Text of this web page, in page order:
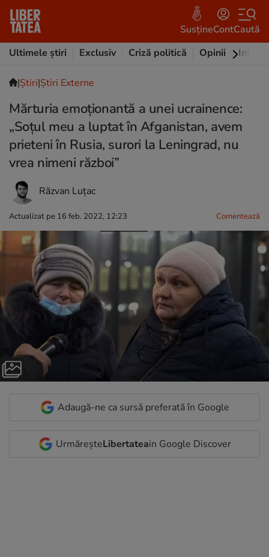
SusțineContCaută
Ultimele știri
Exclusiv Criză politică Opinii
|Ştiri|Știri Externe
Mărturia emoționantă a unei ucrainence:
„Soțul meu a luptat în Afganistan, avem
prieteni în Rusia, surori la Leningrad, nu
vrea nimeni război”
Răzvan Luțac
Actualizat pe 16 feb. 2022, 12:23 Comentează
Adaugă-ne ca sursă preferată în Google
UrmăreșteLibertateain Google Discover